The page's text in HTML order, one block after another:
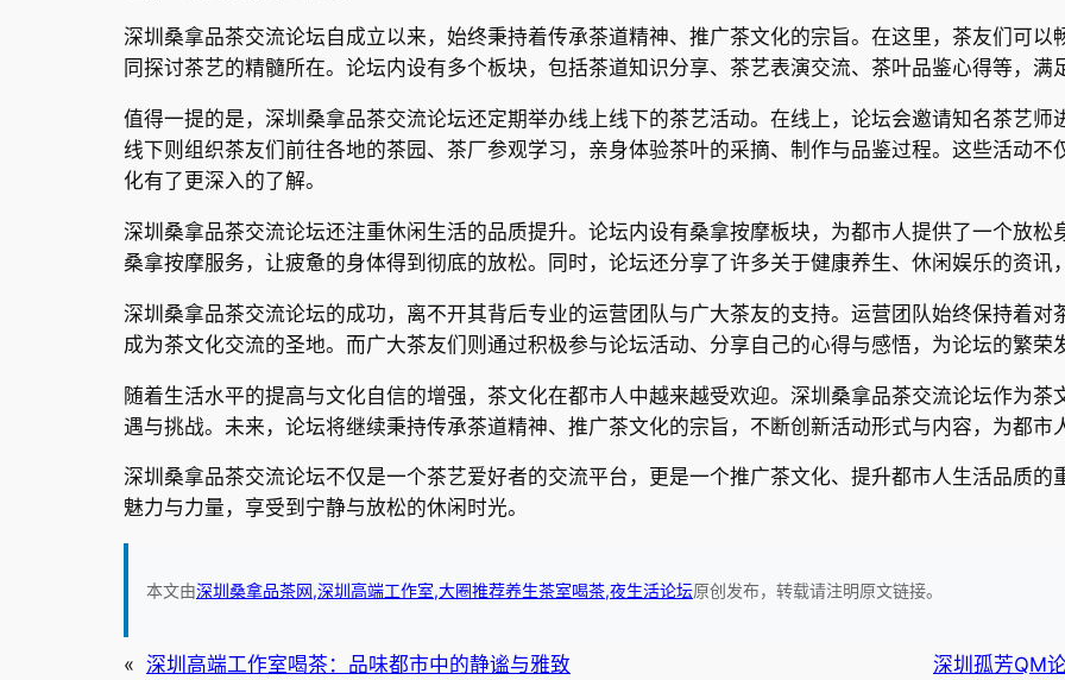
深圳桑拿品茶交流论坛自成立以来，始终秉持着传承茶道精神、推广茶文化的宗旨。在这里，茶友们可
同探讨茶艺的精髓所在。论坛内设有多个板块，包括茶道知识分享、茶艺表演交流、茶叶品鉴心得等，满
值得一提的是，深圳桑拿品茶交流论坛还定期举办线上线下的茶艺活动。在线上，论坛会邀请知名茶艺
线下则组织茶友们前往各地的茶园、茶厂参观学习，亲身体验茶叶的采摘、制作与品鉴过程。这些活动
化有了更深入的了解。
深圳桑拿品茶交流论坛还注重休闲生活的品质提升。论坛内设有桑拿按摩板块，为都市人提供了一个放
桑拿按摩服务，让疲惫的身体得到彻底的放松。同时，论坛还分享了许多关于健康养生、休闲娱乐的资
深圳桑拿品茶交流论坛的成功，离不开其背后专业的运营团队与广大茶友的支持。运营团队始终保持着
成为茶文化交流的圣地。而广大茶友们则通过积极参与论坛活动、分享自己的心得与感悟，为论坛的繁荣
随着生活水平的提高与文化自信的增强，茶文化在都市人中越来越受欢迎。深圳桑拿品茶交流论坛作为
遇与挑战。未来，论坛将继续秉持传承茶道精神、推广茶文化的宗旨，不断创新活动形式与内容，为都
深圳桑拿品茶交流论坛不仅是一个茶艺爱好者的交流平台，更是一个推广茶文化、提升都市人生活品质
魅力与力量，享受到宁静与放松的休闲时光。
本文由深圳桑拿品茶网,深圳高端工作室,大圈推荐养生茶室喝茶,夜生活论坛原创发布，转载请注明原文链接。
« 深圳高端工作室喝茶：品味都市中的静谧与雅致 深圳孤芳QM